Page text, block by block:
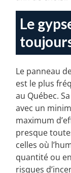
Le
Le panneau
est le plus
au Québec.
avec un
maximum
presque
celles où
quantité ou